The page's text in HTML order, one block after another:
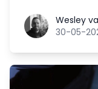
Wesley van
Wesley
30-05-